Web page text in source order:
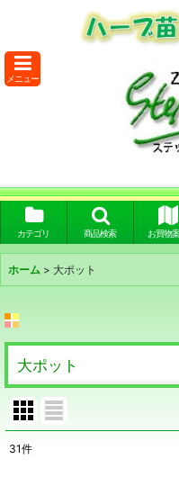
メニュー
カテゴリ 商品検索 お買物
ホーム > 大ポット
大ポット
31件